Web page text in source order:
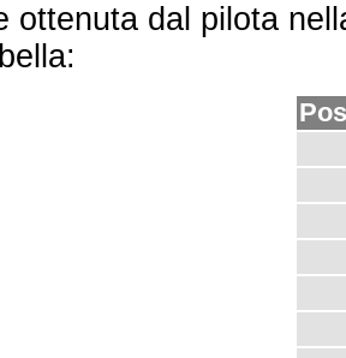
ottenuta dal pilota